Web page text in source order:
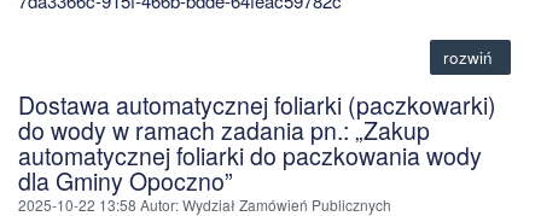
rozwiń
Dostawa automatycznej foliarki (paczkowarki)
do wody w ramach zadania pn.: „Zakup
automatycznej foliarki do paczkowania wody
dla Gminy Opoczno”
2025-10-22 13:58 Autor: Wydział Zamówień Publicznych